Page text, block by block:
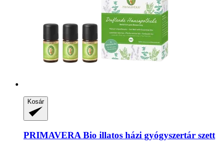
Kosár
PRIMAVERA Bio illatos házi gyógyszertár szett